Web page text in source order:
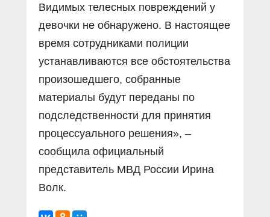
Видимых телесных повреждений у
девочки не обнаружено. В настоящее
время сотрудниками полиции
устанавливаются все обстоятельства
произошедшего, собранные
материалы будут переданы по
подследственности для принятия
процессуального решения», –
сообщила официальный
представитель МВД России Ирина
Волк.